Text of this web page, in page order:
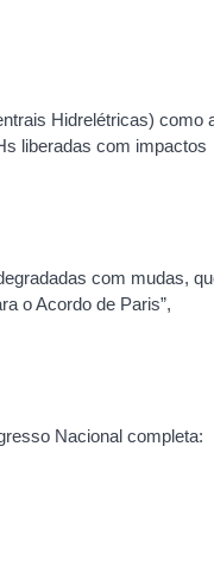
Hidrelétricas) como
liberadas com impactos
com mudas,
o Acordo de Paris”,
Nacional completa: